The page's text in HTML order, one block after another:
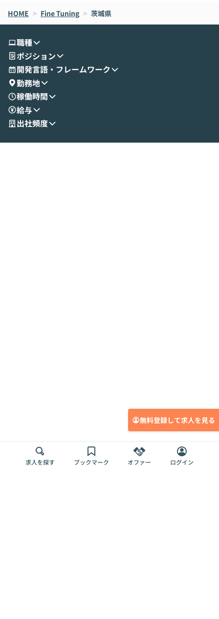
oworkの基本的な機能をご紹介いただきま
す。 続く公開デモでは、実際にCoworkを
せいただきます。数分でワークフローが完
成する手軽さや、Gmail等の外部サービス
とセキュアに連携できるポイントなど、実
演を通じて具体的なイメージをお届けしま
す。 後半のディスカッションでは、セキュ
リティの考え方や社内導入の進め方など、
現場目線でさらに深掘りしていきます。
「自分の業務をAIで自動化してみたいけ
いう方にこそ参加いただきたいイベントで
ント構築の最前
HOME > Fine Tuning > 茨城県
職種
ポジション
開発言語・フレームワーク
勤務地
稼働時間
給与
出社頻度
無料登録して求人を見る
求人を探す ブックマーク オファー ログイン